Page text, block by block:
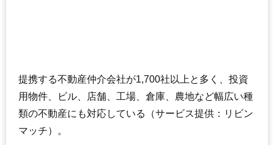
提携する不動産仲介会社が1,700社以上と多く、投資
用物件、ビル、店舗、工場、倉庫、農地など幅広い種
類の不動産にも対応している（サービス提供：リビン
マッチ）。